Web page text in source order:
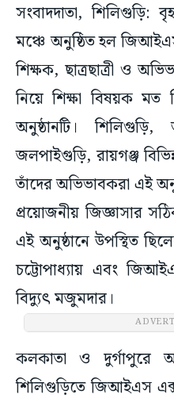
সংবাদদাতা, শিলিগুড়ি:
মঞ্চে অনুষ্ঠিত হল
শিক্ষক, ছাত্রছাত্রী ও
নিয়ে শিক্ষা বিষয়ক মত
অনুষ্ঠানটি।
জলপাইগুড়ি, রায়গঞ্জ
তাঁদের অভিভাবকরা এই
প্রয়োজনীয় জিজ্ঞাসার
এই অনুষ্ঠানে উপস্থিত
চট্টোপাধ্যায় এবং
বিদ্যুৎ মজুমদার।
কলকাতা ও দুর্গাপুরে
শিলিগুড়িতে জিআইএস